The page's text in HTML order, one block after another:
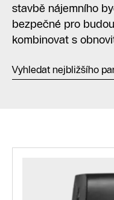
stavbě nájemního
bezpečné pro
kombinovat s
Vyhledat nejbližšího